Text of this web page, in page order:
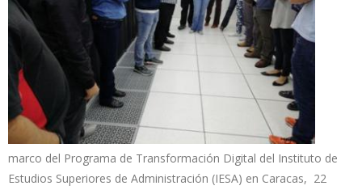
marco del Programa de Transformación Digital del Instituto de
Estudios Superiores de Administración (IESA) en Caracas, 22